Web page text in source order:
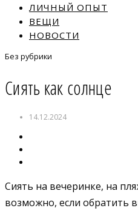
ЛИЧНЫЙ ОПЫТ
ВЕЩИ
НОВОСТИ
Без рубрики
Сиять как солнце
14.12.2024
Сиять на вечеринке, на
возможно, если обратить